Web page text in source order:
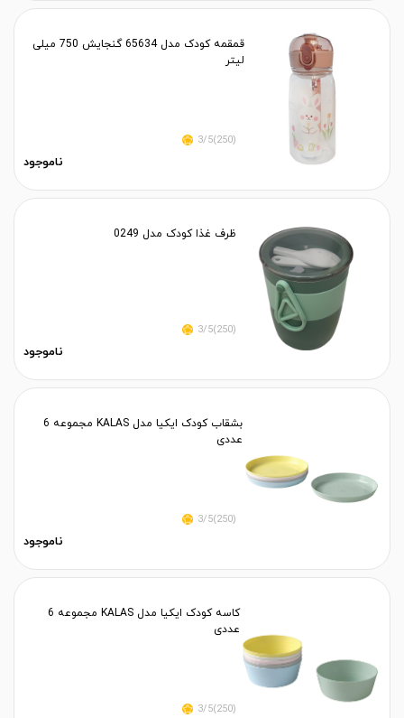
قمقمه کودک مدل 65634 گنجایش 750 میلی
لیتر
(250)3/5
ناموجود
ظرف غذا کودک مدل 0249
(250)3/5
ناموجود
بشقاب کودک ایکیا مدل KALAS مجموعه 6
عددی
(250)3/5
ناموجود
کاسه کودک ایکیا مدل KALAS مجموعه 6
عددی
(250)3/5